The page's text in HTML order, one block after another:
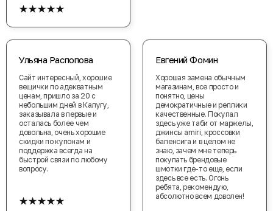
★★★★★
Ульяна Распопова
Сайт интересный, хорошие
вещички по адекватным
ценам, пришло за 20 с
небольшим дней в Калугу,
заказывала в первые и
осталась более чем
довольна, очень хорошие
скидки по купонам и
поддержка всегда на
быстрой связи по любому
вопросу.
★★★★★
Евгений Фомин
Хорошая замена обычным
магазинам, все просто и
понятно, цены
демократичные и реплики
качественные. Покупал
здесь уже таби от маржелы,
джинсы amiri, кроссовки
баленсига и в целом не
знаю, зачем мне теперь
покупать брендовые
шмотки где-то еще, если
здесь все есть. Огонь
ребята, рекомендую,
абсолютно всем доволен!